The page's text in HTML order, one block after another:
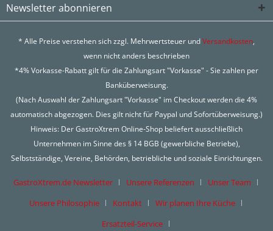
Newsletter abonnieren
* Alle Preise verstehen sich zzgl. Mehrwertsteuer undVersandkosten,
wenn nicht anders beschrieben
*4% Vorkasse-Rabatt gilt für die Zahlungsart "Vorkasse" - Sie zahlen per
Banküberweisung.
(Nach Auswahl der Zahlungsart "Vorkasse" im Checkout werden die 4%
automatisch abgezogen. Dies gilt nicht für Paypal und Sofortüberweisung.)
Hinweis: Der GastroXtrem Online-Shop beliefert ausschließlich
Unternehmen im Sinne des § 14 BGB (gewerbliche Betriebe),
Selbstständige, Vereine, Behörden, betriebliche und soziale Einrichtungen.
GastroXtrem.de Newsletter Unsere Referenzen
Unser Team
Unsere Philosophie
Kontakt
Wir planen Ihre Küche
Ersatzteil-Service